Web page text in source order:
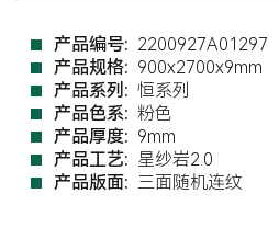
产品编号: 2200927A01297
产品规格: 900x2700x9mm
产品系列: 恒系列
产品色系: 粉色
产品厚度: 9mm
产品工艺: 星纱岩2.0
产品版面: 三面随机连纹